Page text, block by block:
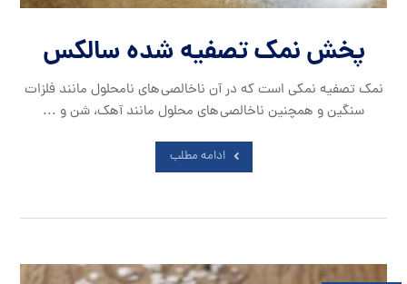
پخش نمک تصفیه شده سالکس
نمک تصفیه نمکی است که در آن ناخالصی های نامحلول مانند فلزات
سنگین و همچنین ناخالصی های محلول مانند آهک، شن و ...
ادامه مطلب